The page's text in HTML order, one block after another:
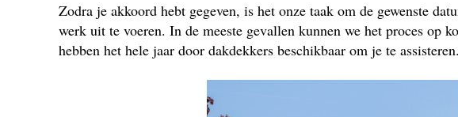
Zodra je akkoord hebt gegeven, is het onze taak om de gewenste
werk uit te voeren. In de meeste gevallen kunnen we het proces op
hebben het hele jaar door dakdekkers beschikbaar om je te assisteren.